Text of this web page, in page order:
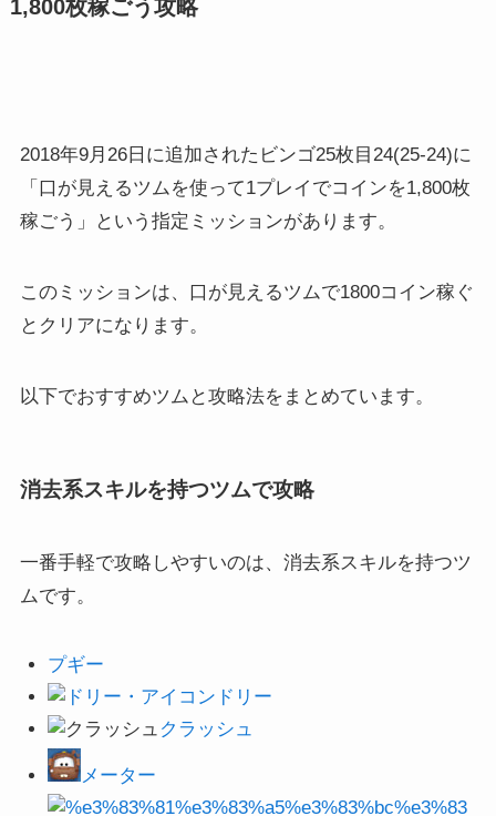
1,800枚稼ごう攻略
2018年9月26日に追加されたビンゴ25枚目24(25-24)に
「口が見えるツムを使って1プレイでコインを1,800枚
稼ごう」という指定ミッションがあります。
このミッションは、口が見えるツムで1800コイン稼ぐ
とクリアになります。
以下でおすすめツムと攻略法をまとめています。
消去系スキルを持つツムで攻略
一番手軽で攻略しやすいのは、消去系スキルを持つツ
ムです。
プギー
ドリー
クラッシュ
メーター